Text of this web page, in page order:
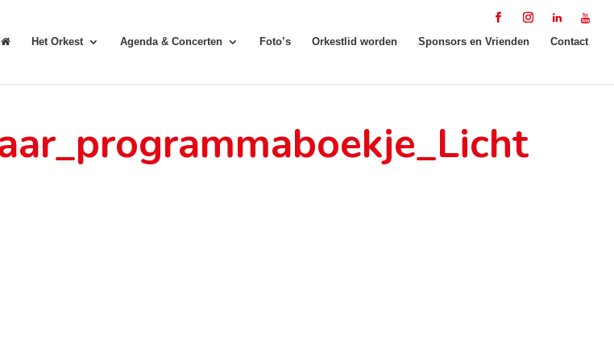
Het Orkest Agenda & Concerten Foto’s Orkestlid worden Sponsors en Vrienden Contact